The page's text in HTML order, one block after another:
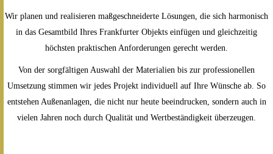
Wir planen und realisieren maßgeschneiderte Lösungen, die sich harmonisch
in das Gesamtbild Ihres Frankfurter Objekts einfügen und gleichzeitig
höchsten praktischen Anforderungen gerecht werden.
Von der sorgfältigen Auswahl der Materialien bis zur professionellen
Umsetzung stimmen wir jedes Projekt individuell auf Ihre Wünsche ab. So
entstehen Außenanlagen, die nicht nur heute beeindrucken, sondern auch in
vielen Jahren noch durch Qualität und Wertbeständigkeit überzeugen.